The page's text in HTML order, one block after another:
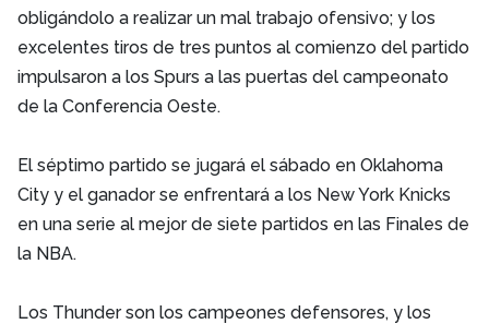
obligándolo a realizar un mal trabajo ofensivo; y los
excelentes tiros de tres puntos al comienzo del partido
impulsaron a los Spurs a las puertas del campeonato
de la Conferencia Oeste.
El séptimo partido se jugará el sábado en Oklahoma
City y el ganador se enfrentará a los New York Knicks
en una serie al mejor de siete partidos en las Finales de
la NBA.
Los Thunder son los campeones defensores, y los